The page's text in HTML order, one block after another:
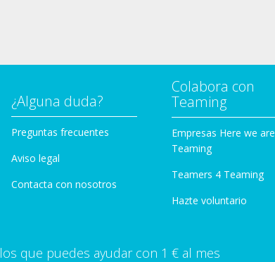
¿Alguna duda?
Preguntas frecuentes
Aviso legal
Contacta con nosotros
Colabora con
Teaming
Empresas Here we are
Teaming
Teamers 4 Teaming
Hazte voluntario
que puedes ayudar con 1 € al mes